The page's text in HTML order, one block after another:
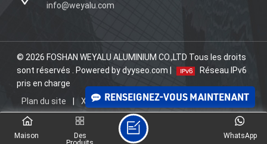
RENSEIGNEZ-VOUS MAINTENANT
info@weyalu.com
© 2026 FOSHAN WEYALU ALUMINIUM CO.,LTD Tous les droits
sont réservés . Powered by dyyseo.com |
Réseau IPv6
pris en charge
Plan du site
XML | politique de confidentialité
Maison
Des
WhatsApp